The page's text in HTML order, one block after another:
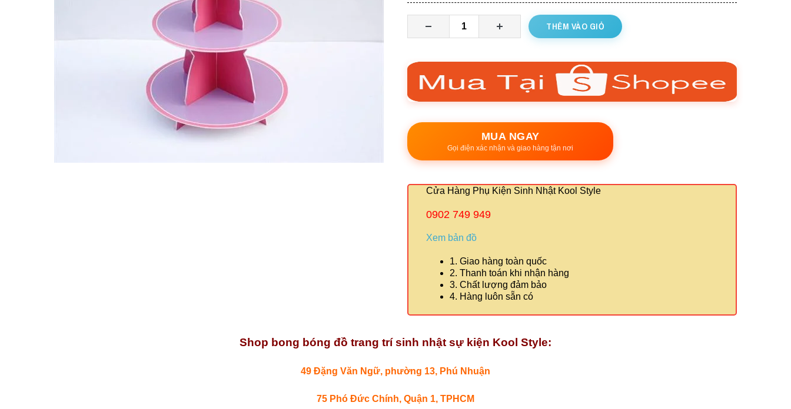
THÊM VÀO GIỎ
MUA NGAY
Gọi điện xác nhận và giao hàng tận nơi
Cửa Hàng Phụ Kiện Sinh Nhật Kool Style
0902 749 949
Xem bản đồ
1. Giao hàng toàn quốc
2. Thanh toán khi nhận hàng
3. Chất lượng đảm bảo
4. Hàng luôn sẵn có
Shop bong bóng đồ trang trí sinh nhật sự kiện Kool Style:
49 Đặng Văn Ngữ, phường 13, Phú Nhuận
75 Phó Đức Chính, Quận 1, TPHCM